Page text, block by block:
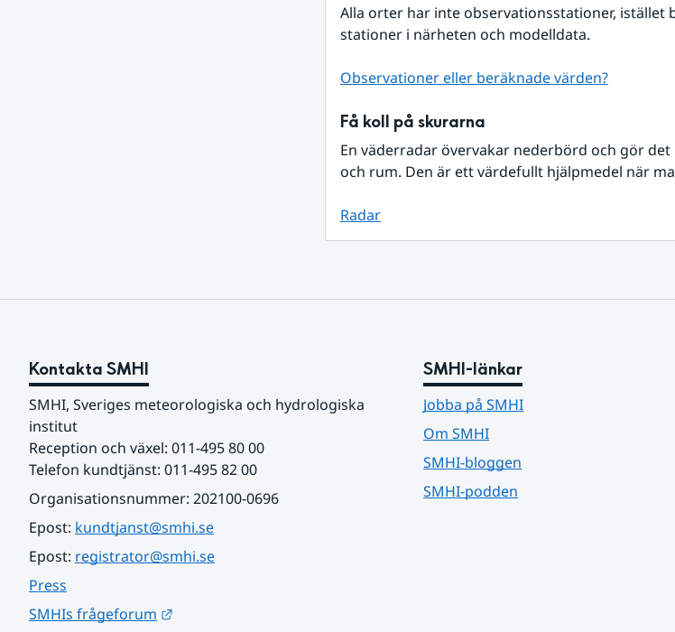
Alla orter har inte observationsstationer, istället
stationer i närheten och modelldata.
Observationer eller beräknade värden?
Få koll på skurarna
En väderradar övervakar nederbörd och gör
och rum. Den är ett värdefullt hjälpmedel när
Radar
Kontakta SMHI
SMHI, Sveriges meteorologiska och hydrologiska
institut
Reception och växel: 011-495 80 00
Telefon kundtjänst: 011-495 82 00
Organisationsnummer: 202100-0696
Epost: kundtjanst@smhi.se
Epost: registrator@smhi.se
Press
SMHIs frågeforum
SMHI-länkar
Jobba på SMHI
Om SMHI
SMHI-bloggen
SMHI-podden